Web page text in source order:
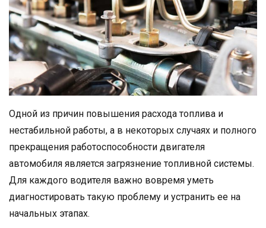
Одной из причин повышения расхода топлива и
нестабильной работы, а в некоторых случаях и полного
прекращения работоспособности двигателя
автомобиля является загрязнение топливной системы.
Для каждого водителя важно вовремя уметь
диагностировать такую проблему и устранить ее на
начальных этапах.